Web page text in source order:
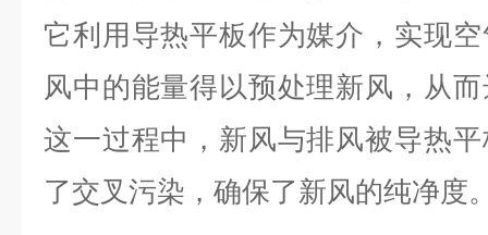
它利用导热平板作为媒介，实现
风中的能量得以预处理新风，从
这一过程中，新风与排风被导热
了交叉污染，确保了新风的纯净度